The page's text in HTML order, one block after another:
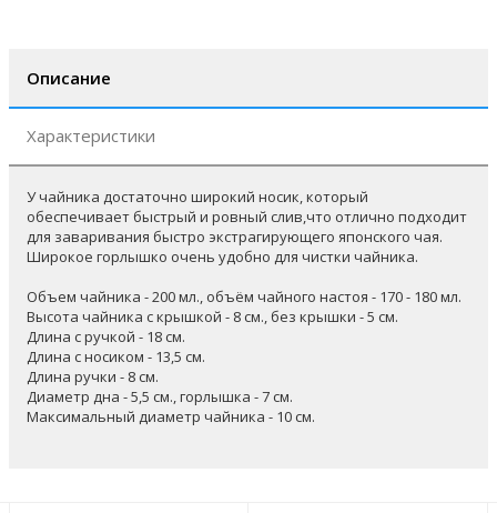
Описание
Характеристики
У чайника достаточно широкий носик, который
обеспечивает быстрый и ровный слив,что отлично подходит
для заваривания быстро экстрагирующего японского чая.
Широкое горлышко очень удобно для чистки чайника.
Объем чайника - 200 мл., объём чайного настоя - 170 - 180 мл.
Высота чайника с крышкой - 8 см., без крышки - 5 см.
Длина с ручкой - 18 см.
Длина с носиком - 13,5 см.
Длина ручки - 8 см.
Диаметр дна - 5,5 см., горлышка - 7 см.
Максимальный диаметр чайника - 10 см.